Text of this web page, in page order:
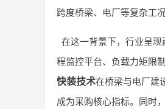
跨度桥梁、电厂等复杂工
在这一背景下，行业呈现
程监控平台、负载力矩限
快装技术在桥梁与电厂建
成为采购核心指标。同时